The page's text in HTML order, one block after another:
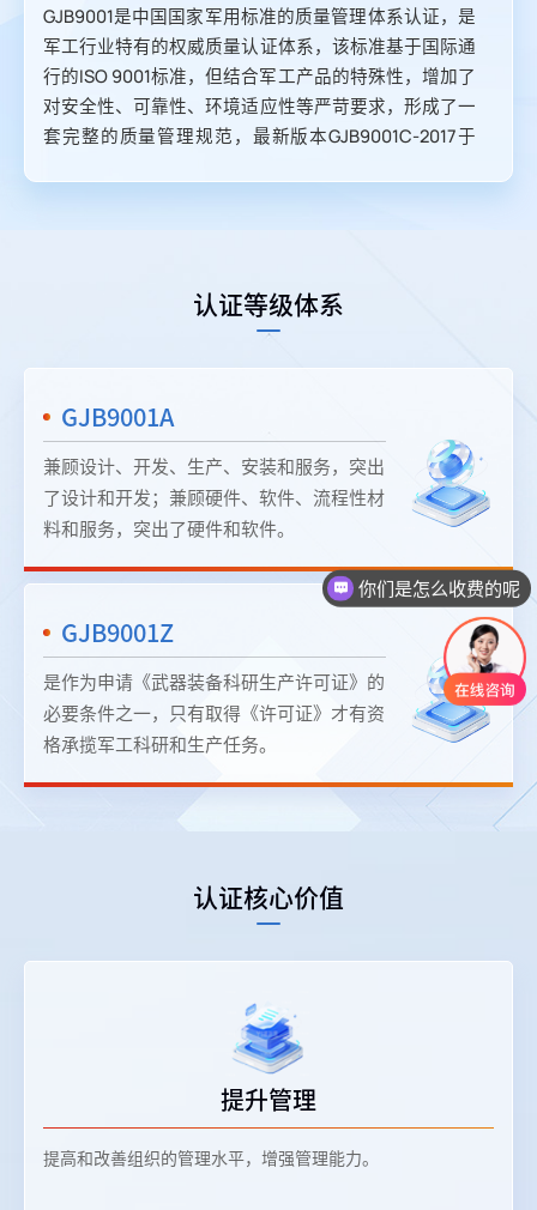
GJB9001是中国国家军用标准的质量管理体系认证，是
军工行业特有的权威质量认证体系， 该标准基于国际通
行的ISO 9001标准，但结合军工产品的特殊性，增加了
对安全性、可靠性、环境适应性等严苛要求，形成了一
套完整的质量管理规范 ， 最新版本GJB9001C-2017于
认证等级体系
GJB9001A
兼顾设计、开发、生产、安装和服务，突出
了设计和开发；兼顾硬件、软件、流程性材
料和服务，突出了硬件和软件。
GJB9001Z
是作为申请《武器装备科研生产许可证》的
必要条件之一，只有取得《许可证》才有资
格承揽军工科研和生产任务。
认证核心价值
提升管理
提高和改善组织的管理水平，增强管理能力。
你们是怎么收费的呢